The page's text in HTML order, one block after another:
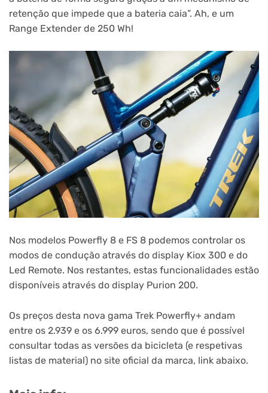
retenção que impede que a bateria caia”. Ah, e um
Range Extender de 250 Wh!
Nos modelos Powerfly 8 e FS 8 podemos controlar os
modos de condução através do display Kiox 300 e do
Led Remote. Nos restantes, estas funcionalidades estão
disponíveis através do display Purion 200.
Os preços desta nova gama Trek Powerfly+ andam
entre os 2.939 e os 6.999 euros, sendo que é possível
consultar todas as versões da bicicleta (e respetivas
listas de material) no site oficial da marca, link abaixo.